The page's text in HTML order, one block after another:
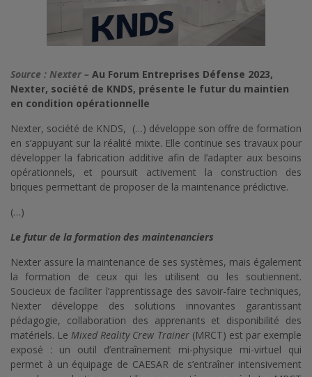
Source : Nexter – Au Forum Entreprises Défense 2023,
Nexter, société de KNDS, présente le futur du maintien
en condition opérationnelle
Nexter, société de KNDS, (…) développe son offre de formation
en s’appuyant sur la réalité mixte. Elle continue ses travaux pour
développer la fabrication additive afin de l’adapter aux besoins
opérationnels, et poursuit activement la construction des
briques permettant de proposer de la maintenance prédictive.
(…)
Le futur de la formation des maintenanciers
Nexter assure la maintenance de ses systèmes, mais également
la formation de ceux qui les utilisent ou les soutiennent.
Soucieux de faciliter l’apprentissage des savoir-faire techniques,
Nexter développe des solutions innovantes garantissant
pédagogie, collaboration des apprenants et disponibilité des
matériels. LeMixed Reality Crew Trainer(MRCT) est par exemple
exposé : un outil d’entraînement mi-physique mi-virtuel qui
permet à un équipage de CAESAR de s’entraîner intensivement